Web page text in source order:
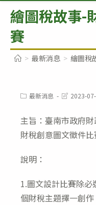
繪圖稅故事-
賽
> 最新消息 > 繪圖稅
Post最新消息
Post2023-
主旨：臺南市政府
財稅創意圖文徵件比
說明：
1.圖文設計比賽除
個財稅主題擇一創